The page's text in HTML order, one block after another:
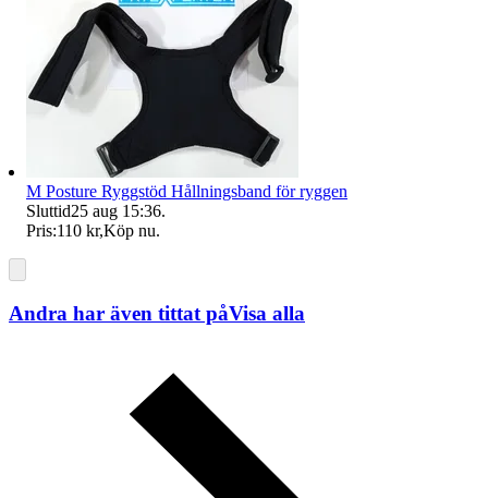
M Posture Ryggstöd Hållningsband för ryggen
Sluttid25 aug 15:36.
Pris:110 kr,Köp nu.
Andra har även tittat påVisa alla